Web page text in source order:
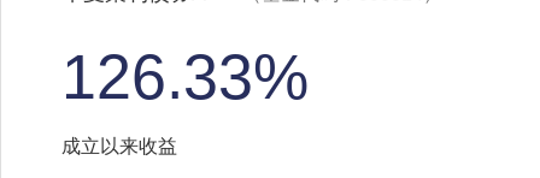
126.33%
成立以来收益